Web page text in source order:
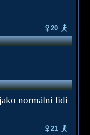
20
normální lidi
21